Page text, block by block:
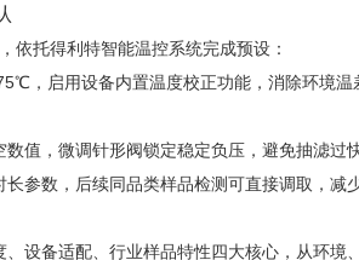
依托得利特智能温控系统完成预设：
，启用设备内置温度校正功能，消除环境温
值，微调针形阀锁定稳定负压，避免抽滤过
参数，后续同品类样品检测可直接调取，减
、设备适配、行业样品特性四大核心，从环境